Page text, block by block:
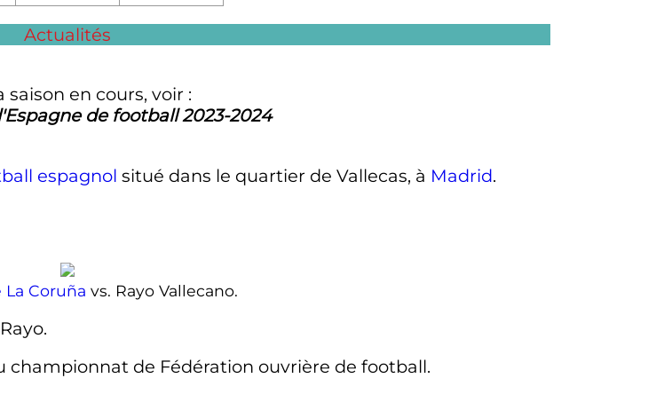
Actualités
saison en cours, voir :
de football 2023-2024
espagnol situé dans le quartier de Vallecas, à Madrid.
Coruña vs. Rayo Vallecano.
championnat de Fédération ouvrière de football.